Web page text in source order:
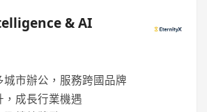
& AI
市辦公，服務跨國品牌
成長行業機遇